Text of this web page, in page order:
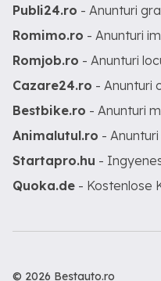
Publi24.ro - Anunturi
Romimo.ro - Anunturi
Romjob.ro - Anunturi
Cazare24.ro - Anunturi
Bestbike.ro - Anunturi
Animalutul.ro -
Startapro.hu -
Quoka.de - Kostenlose
© 2026 Bestauto.ro